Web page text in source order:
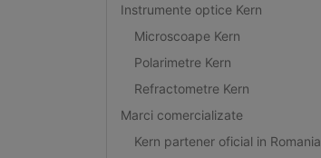
Instrumente optice Kern
Microscoape Kern
Polarimetre Kern
Refractometre Kern
Marci comercializate
Kern partener oficial in Romania